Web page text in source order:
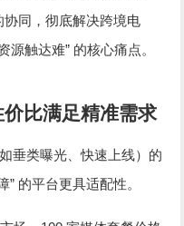
协同，彻底解决跨境电
源触达难” 的核心痛点。
比满足精准需求
垂类曝光、快速上线）的
” 的平台更具适配性。